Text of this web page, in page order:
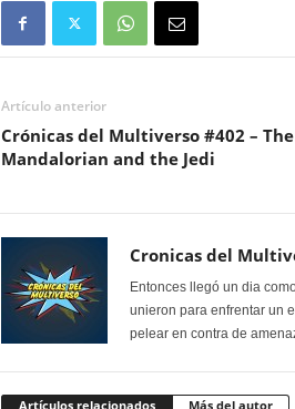
Artículo anterior
Crónicas del Multiverso #402 – The
Mandalorian and the Jedi
Cronicas del
Entonces llegó un dia
unieron para enfrentar un
pelear en contra de
Artículos relacionados Más del autor